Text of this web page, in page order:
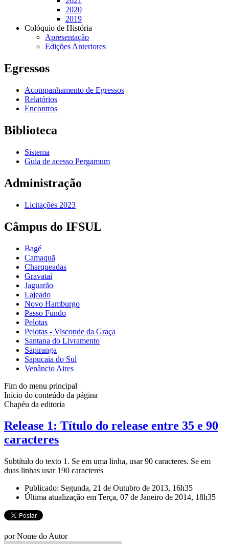
2020
2019
Colóquio de História
Apresentação
Edições Anteriores
Egressos
Acompanhamento de Egressos
Relatórios
Encontros
Biblioteca
Sistema
Guia de acesso Pergamum
Administração
Licitações 2023
Câmpus do IFSUL
Bagé
Camaquã
Charqueadas
Gravataí
Jaguarão
Lajeado
Novo Hamburgo
Passo Fundo
Pelotas
Pelotas - Visconde da Graça
Santana do Livramento
Sapiranga
Sapucaia do Sul
Venâncio Aires
Fim do menu principal
Início do conteúdo da página
Chapéu da editoria
Release 1: Título do release entre 35 e 90
caracteres
Subtítulo do texto 1. Se em uma linha, usar 90 caracteres. Se em
duas linhas usar 190 caracteres
Publicado: Segunda, 21 de Outubro de 2013, 16h35
Última atualização em Terça, 07 de Janeiro de 2014, 18h35
por Nome do Autor